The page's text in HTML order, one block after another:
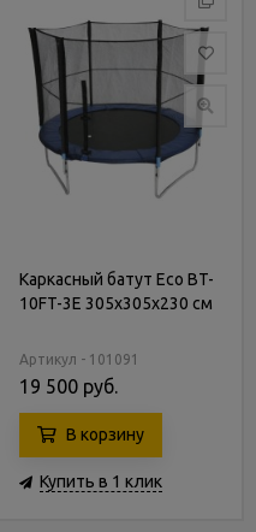
Каркасный батут Eco BT-
10FT-3E 305х305х230 см
Артикул - 101091
19 500 руб.
В корзину
Купить в 1 клик